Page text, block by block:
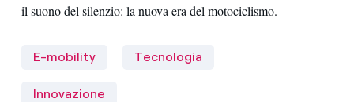
il suono del silenzio: la nuova era del motociclismo.
E-mobility Tecnologia
Innovazione